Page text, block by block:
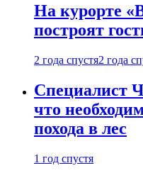
На курорте
построят
2 года спустя2 года
Специалист
что
похода в лес
1 год спустя